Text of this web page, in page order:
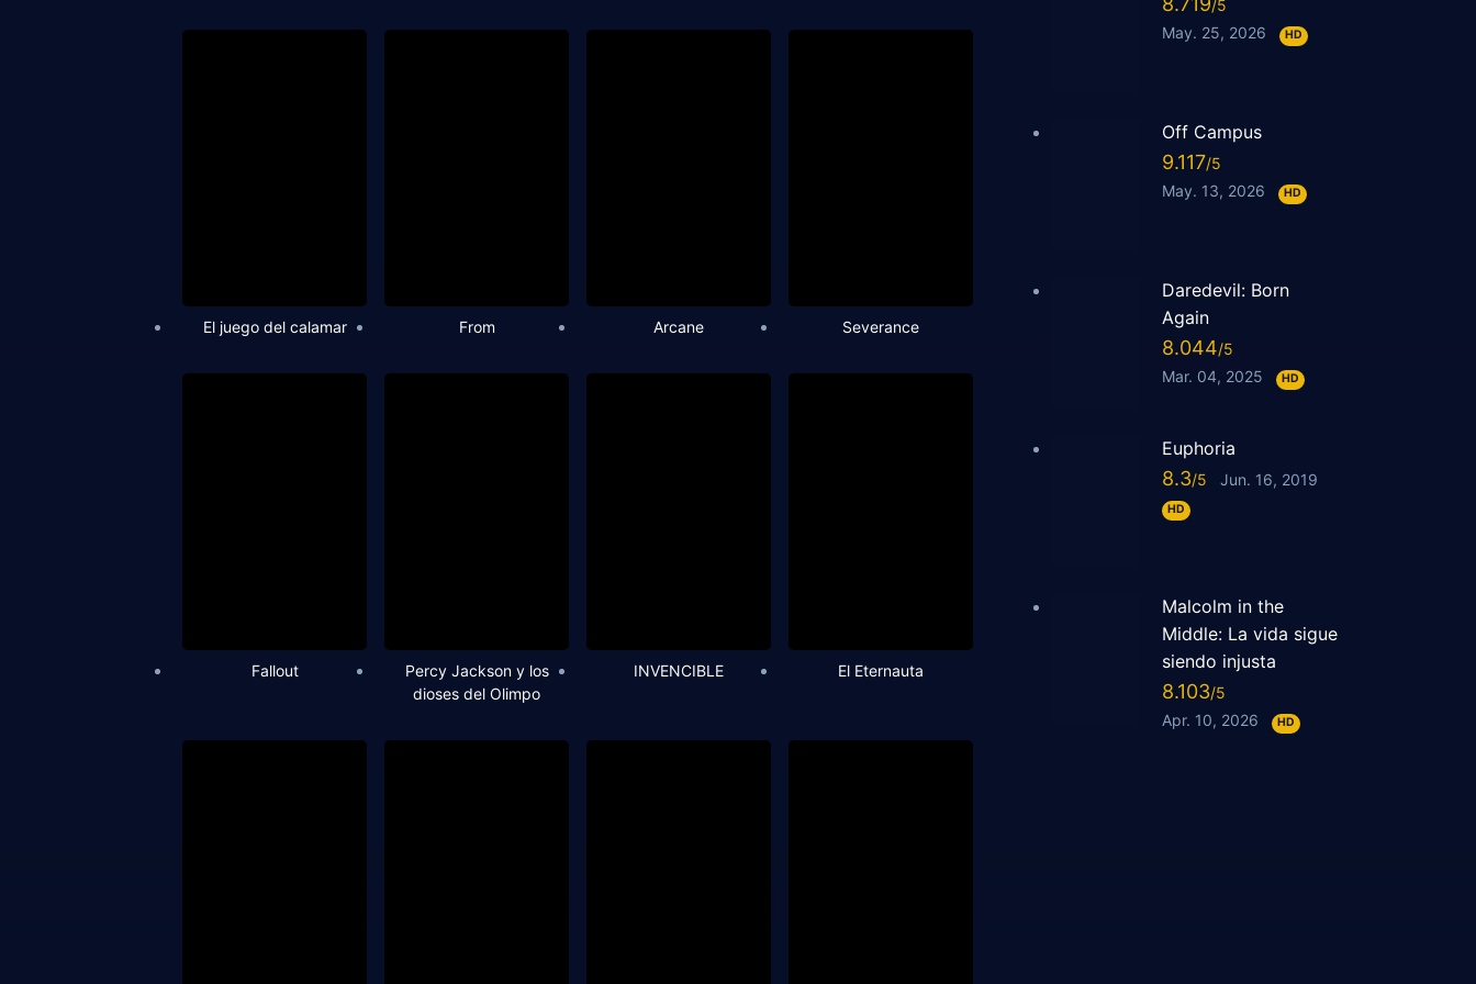
El juego del calamar From Arcane Severance
Fallout
Percy Jackson y los
dioses del Olimpo
INVENCIBLE El Eternauta
May. 25, 2026 HD
Off Campus
9.117
May. 13, 2026 HD
Daredevil: Born
Again
8.044
Mar. 04, 2025 HD
Euphoria
8.3 Jun. 16, 2019
HD
Malcolm in the
Middle: La vida sigue
siendo injusta
8.103
Apr. 10, 2026 HD